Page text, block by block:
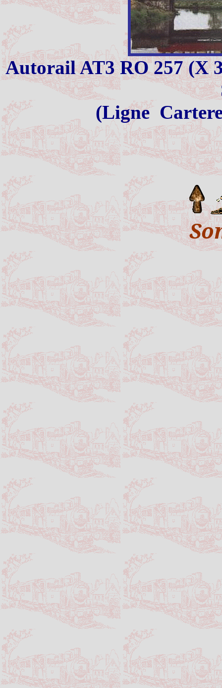
Autorail AT3 RO 257 (X
(Ligne